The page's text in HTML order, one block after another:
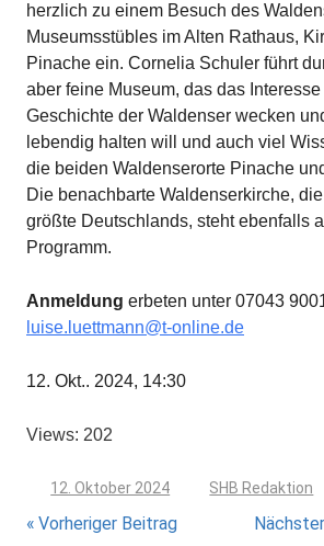
herzlich zu einem Besuch des
Museumsstübles im Alten Rathaus,
Pinache ein. Cornelia Schuler führt
aber feine Museum, das das
Geschichte der Waldenser wecken
lebendig halten will und auch viel
die beiden Waldenserorte Pinache
Die benachbarte Waldenserkirche,
größte Deutschlands, steht ebenfalls
Programm.
Anmeldung erbeten unter 07043
luise.luettmann@t-online.de
12. Okt.. 2024, 14:30
Views: 202
12. Oktober 2024 SHB Redaktion
Beitragsnavigation
Vorheriger Beitrag